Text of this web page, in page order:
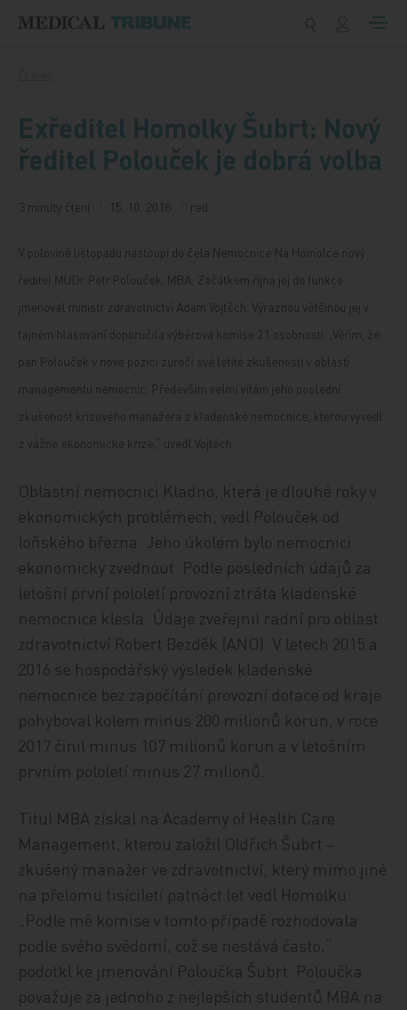
Exředitel Homolky Šubrt: Nový
ředitel Polouček je dobrá volba
3 minuty čtení 15. 10. 2018 red
V polovině listopadu nastoupí do čela Nemocnice Na Homolce nový
ředitel MUDr. Petr Polouček, MBA. Začátkem října jej do funkce
jmenoval ministr zdravotnictví Adam Vojtěch. Výraznou většinou jej v
tajném hlasování doporučila výběrová komise 21 osobností. „Věřím, že
pan Polouček v nové pozici zúročí své letité zkušenosti v oblasti
managementu nemocnic. Především velmi vítám jeho poslední
zkušenost krizového manažera z kladenské nemocnice, kterou vyvedl
z vážné ekonomické krize,“ uvedl Vojtěch.
Oblastní nemocnici Kladno, která je dlouhé roky v
ekonomických problémech, vedl Polouček od
loňského března. Jeho úkolem bylo nemocnici
ekonomicky zvednout. Podle posledních údajů za
letošní první pololetí provozní ztráta kladenské
nemocnice klesla. Údaje zveřejnil radní pro oblast
zdravotnictví Robert Bezděk (ANO). V letech 2015 a
2016 se hospodářský výsledek kladenské
nemocnice bez započítání provozní dotace od kraje
pohyboval kolem minus 200 milionů korun, v roce
2017 činil minus 107 milionů korun a v letošním
prvním pololetí minus 27 milionů.
Titul MBA získal na Academy of Health Care
Management, kterou založil Oldřich Šubrt –
zkušený manažer ve zdravotnictví, který mimo jiné
na přelomu tisíciletí patnáct let vedl Homolku.
„Podle mě komise v tomto případě rozhodovala
podle svého svědomí, což se nestává často,“
podotkl ke jmenování Poloučka Šubrt. Poloučka
považuje za jednoho z nejlepších studentů MBA na